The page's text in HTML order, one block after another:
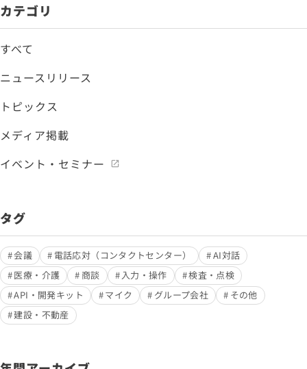
カテゴリ
すべて
ニュースリリース
トピックス
メディア掲載
イベント・セミナー
タグ
会議 電話応対（コンタクトセンター）
AI対話
医療・介護
商談 入力・操作
検査・点検
API・開発キット
マイク グループ会社
その他
建設・不動産